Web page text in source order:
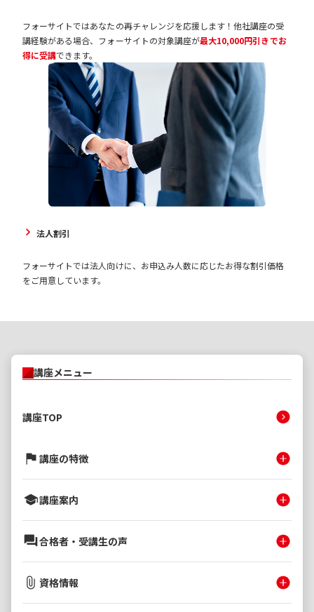
フォーサイトではあなたの再チャレンジを応援します！他社講座の受
講経験がある場合、フォーサイトの対象講座が最大10,000円引きでお
得に受講できます。
法人割引
フォーサイトでは法人向けに、お申込み人数に応じたお得な割引価格
をご用意しています。
講座メニュー
講座TOP
講座の特徴
講座案内
合格者・受講生の声
資格情報